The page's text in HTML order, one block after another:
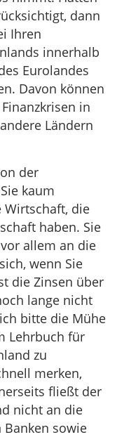
dann
Ihren
innerhalb
Eurolandes
Davon können
in
Ländern
der
kaum
Wirtschaft, die
haben. Sie
allem an die
wenn Sie
die Zinsen über
lange nicht
bitte die Mühe
Lehrbuch für
zu
merken,
fließt der
nicht an die
sowie